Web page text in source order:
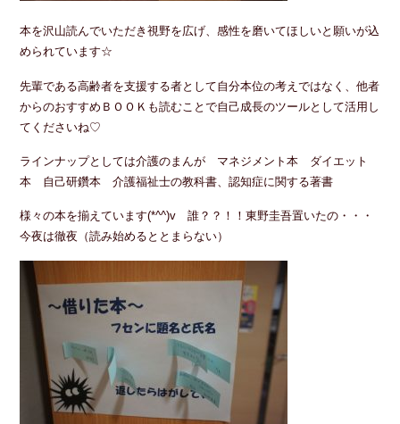
本を沢山読んでいただき視野を広げ、感性を磨いてほしいと願いが込
められています☆
先輩である高齢者を支援する者として自分本位の考えではなく、他者
からのおすすめＢＯＯＫも読むことで自己成長のツールとして活用し
てくださいね♡
ラインナップとしては介護のまんが マネジメント本 ダイエット
本 自己研鑽本 介護福祉士の教科書、認知症に関する著書
様々の本を揃えています(*^^)v 誰？？！！東野圭吾置いたの・・・
今夜は徹夜（読み始めるととまらない）